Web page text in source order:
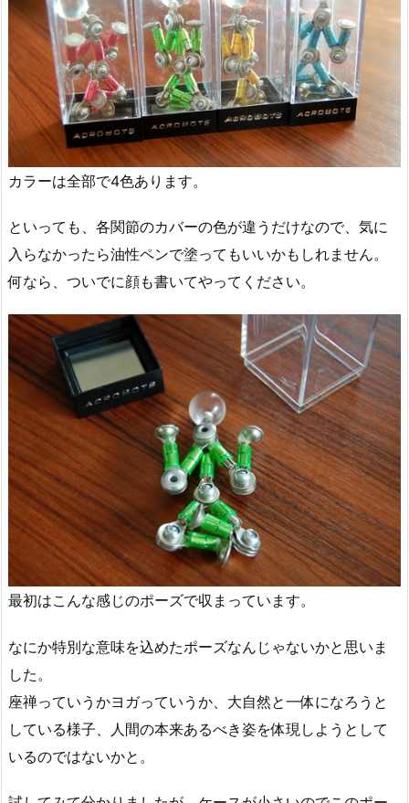
カラーは全部で4色あります。
といっても、各関節のカバーの色が違うだけなので、気に
入らなかったら油性ペンで塗ってもいいかもしれません。
何なら、ついでに顔も書いてやってください。
最初はこんな感じのポーズで収まっています。
なにか特別な意味を込めたポーズなんじゃないかと思いま
した。
座禅っていうかヨガっていうか、大自然と一体になろうと
している様子、人間の本来あるべき姿を体現しようとして
いるのではないかと。